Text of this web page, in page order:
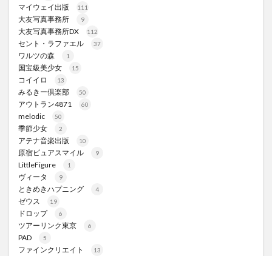
マイウェイ出版 111
大友写真事務所 9
大友写真事務所DX 112
セント・ラファエル 37
ワルツの森 1
国宝級美少女 15
コイイロ 13
みるきー倶楽部 50
アウトラン4871 60
melodic 50
季節少女 2
アテナ音楽出版 10
原宿ピュアスマイル 9
LittleFigure 1
ヴィータ 9
ときめきハプニング 4
ゼウス 19
ドロップ 6
ツアーリンク東京 6
PAD 5
ファインクリエイト 13